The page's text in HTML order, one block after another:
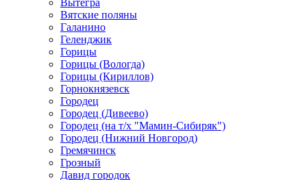
Вытегра
Вятские поляны
Галанино
Геленджик
Горицы
Горицы (Вологда)
Горицы (Кириллов)
Горнокнязевск
Городец
Городец (Дивеево)
Городец (на т/х "Мамин-Сибиряк")
Городец (Нижний Новгород)
Гремячинск
Грозный
Давид городок